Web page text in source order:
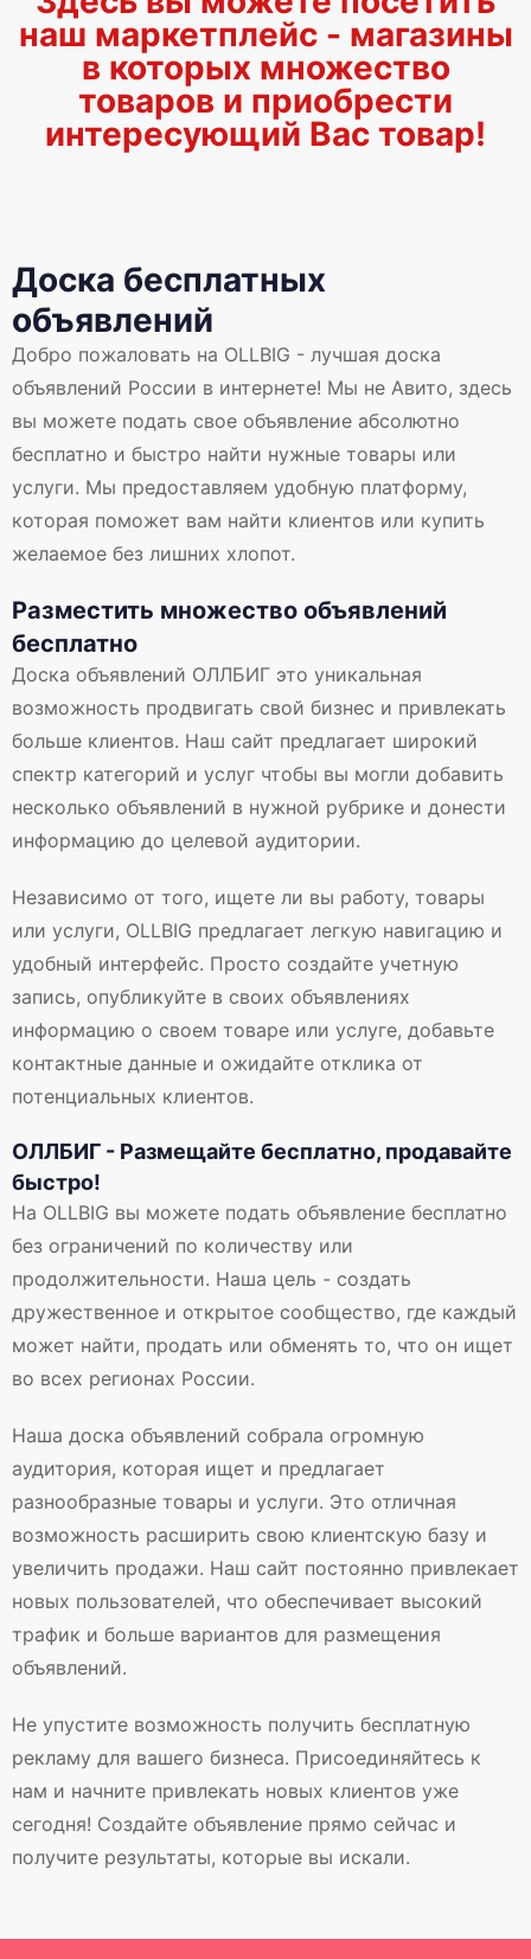
наш маркетплейс - магазины
в которых множество
товаров и приобрести
интересующий Вас товар!
Доска бесплатных
объявлений
Добро пожаловать на OLLBIG - лучшая доска
объявлений России в интернете! Мы не Авито, здесь
вы можете подать свое объявление абсолютно
бесплатно и быстро найти нужные товары или
услуги. Мы предоставляем удобную платформу,
которая поможет вам найти клиентов или купить
желаемое без лишних хлопот.
Разместить множество объявлений
бесплатно
Доска объявлений ОЛЛБИГ это уникальная
возможность продвигать свой бизнес и привлекать
больше клиентов. Наш сайт предлагает широкий
спектр категорий и услуг чтобы вы могли добавить
несколько объявлений в нужной рубрике и донести
информацию до целевой аудитории.
Независимо от того, ищете ли вы работу, товары
или услуги, OLLBIG предлагает легкую навигацию и
удобный интерфейс. Просто создайте учетную
запись, опубликуйте в своих объявлениях
информацию о своем товаре или услуге, добавьте
контактные данные и ожидайте отклика от
потенциальных клиентов.
ОЛЛБИГ - Размещайте бесплатно, продавайте
быстро!
На OLLBIG вы можете подать объявление бесплатно
без ограничений по количеству или
продолжительности. Наша цель - создать
дружественное и открытое сообщество, где каждый
может найти, продать или обменять то, что он ищет
во всех регионах России.
Наша доска объявлений собрала огромную
аудитория, которая ищет и предлагает
разнообразные товары и услуги. Это отличная
возможность расширить свою клиентскую базу и
увеличить продажи. Наш сайт постоянно привлекает
новых пользователей, что обеспечивает высокий
трафик и больше вариантов для размещения
объявлений.
Не упустите возможность получить бесплатную
рекламу для вашего бизнеса. Присоединяйтесь к
нам и начните привлекать новых клиентов уже
сегодня! Создайте объявление прямо сейчас и
получите результаты, которые вы искали.